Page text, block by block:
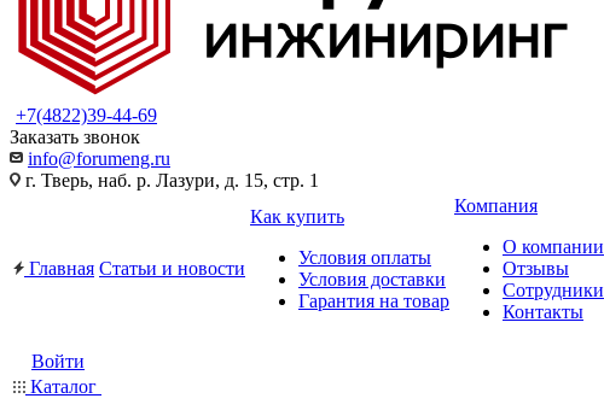
+7(4822)39-44-69
Заказать звонок
info@forumeng.ru
г. Тверь, наб. р. Лазури, д. 15, стр. 1
Главная Статьи и новости
Как купить
Условия оплаты
Условия доставки
Гарантия на товар
Компания
О компании
Отзывы
Сотрудники
Контакты
Войти
Каталог